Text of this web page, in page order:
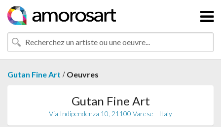
Gutan Fine Art / Oeuvres
Gutan Fine Art
Via Indipendenza 10, 21100 Varese - Italy